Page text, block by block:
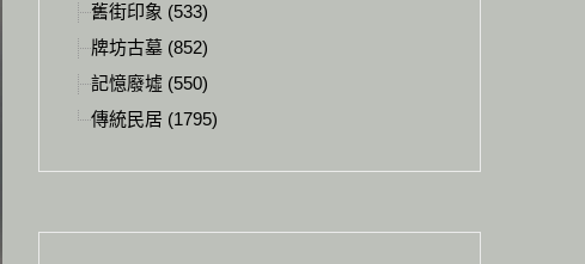
舊街印象 (533)
牌坊古墓 (852)
記憶廢墟 (550)
傳統民居 (1795)